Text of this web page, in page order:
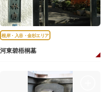
根岸・入谷・金杉エリア
河東碧梧桐墓